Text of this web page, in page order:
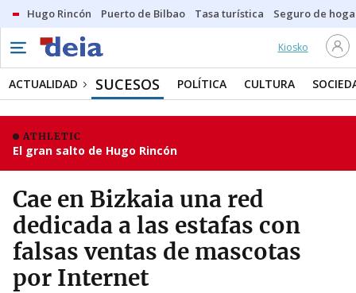
Hugo Rincón Puerto de Bilbao Tasa turística Seguro de
Kiosko
ACTUALIDAD SUCESOS POLÍTICA CULTURA
ATHLETIC
El gran salto de Hugo Rincón
Cae en Bizkaia una red
dedicada a las estafas con
falsas ventas de mascotas
por Internet